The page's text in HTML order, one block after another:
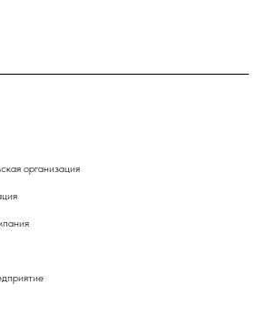
организация